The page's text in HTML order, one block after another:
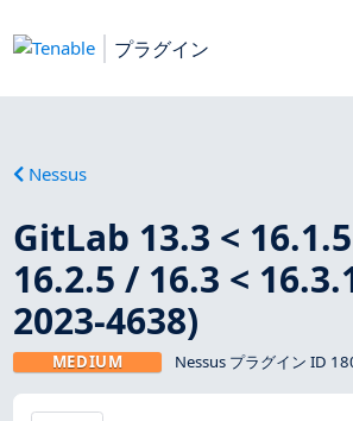
プラグイン
Nessus
GitLab 13.3 <
16.2.5 / 16.3 <
2023-4638)
MEDIUM Nessus プラグイン ID